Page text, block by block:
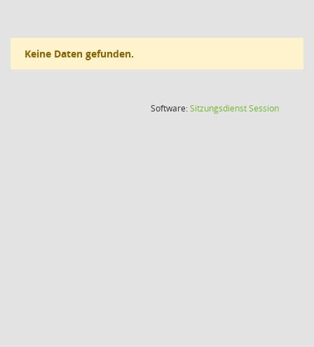
Keine Daten gefunden.
Software:SitzungsdienstSession(Wird in